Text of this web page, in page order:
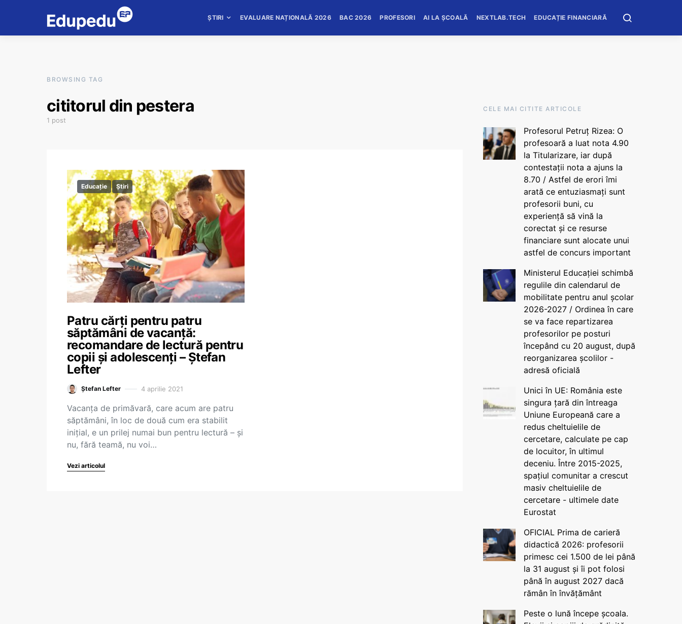
ȘTIRI EVALUARE NAȚIONALĂ 2026 BAC 2026 PROFESORI AI LA ȘCOALĂ NEXTLAB.TECH EDUCAȚIE FINANCIARĂ
BROWSING TAG
cititorul din pestera
1 post
Educație Știri
Patru cărți pentru patru
săptămâni de vacanță:
recomandare de lectură pentru
copii și adolescenți – Ștefan
Lefter
Ștefan Lefter 4 aprilie 2021
Vacanța de primăvară, care acum are patru
săptămâni, în loc de două cum era stabilit
inițial, e un prilej numai bun pentru lectură – și
nu, fără teamă, nu voi…
Vezi articolul
CELE MAI CITITE ARTICOLE
Profesorul Petruț Rizea: O
profesoară a luat nota 4.90
la Titularizare, iar după
contestații nota a ajuns la
8.70 / Astfel de erori îmi
arată ce entuziasmați sunt
profesorii buni, cu
experiență să vină la
corectat și ce resurse
financiare sunt alocate unui
astfel de concurs important
Ministerul Educației schimbă
regulile din calendarul de
mobilitate pentru anul școlar
2026-2027 / Ordinea în care
se va face repartizarea
profesorilor pe posturi
începând cu 20 august, după
reorganizarea școlilor -
adresă oficială
Unici în UE: România este
singura țară din întreaga
Uniune Europeană care a
redus cheltuielile de
cercetare, calculate pe cap
de locuitor, în ultimul
deceniu. Între 2015-2025,
spațiul comunitar a crescut
masiv cheltuielile de
cercetare - ultimele date
Eurostat
OFICIAL Prima de carieră
didactică 2026: profesorii
primesc cei 1.500 de lei până
la 31 august și îi pot folosi
până în august 2027 dacă
rămân în învățământ
Peste o lună începe școala.